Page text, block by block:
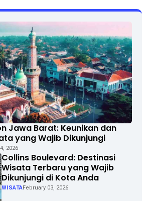
Jawa Barat: Keunikan dan
yang Wajib Dikunjungi
2026
Collins Boulevard: Destinasi
Wisata Terbaru yang Wajib
Dikunjungi di Kota Anda
WISATAFebruary 03, 2026